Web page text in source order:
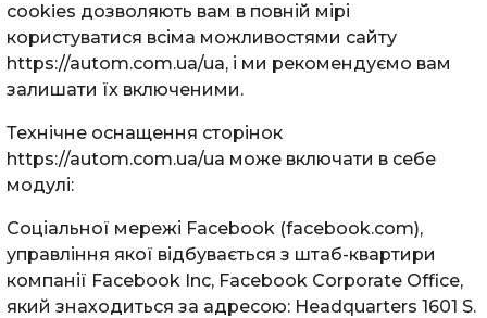
cookies дозволяють вам в повній мірі
користуватися всіма можливостями сайту
https://autom.com.ua/ua, і ми рекомендуємо вам
залишати їх включеними.
Технічне оснащення сторінок
https://autom.com.ua/ua може включати в себе
модулі:
Соціальної мережі Facebook (facebook.com),
управління якої відбувається з штаб-квартири
компанії Facebook Inc, Facebook Corporate Office,
який знаходиться за адресою: Headquarters 1601 S.